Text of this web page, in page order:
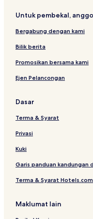
Untuk pembekal,
Bergabung dengan kami
Bilik berita
Promosikan bersama kami
Ejen Pelancongan
Dasar
Terma & Syarat
Privasi
Kuki
Garis panduan kandungan
Terma & Syarat
Maklumat lain